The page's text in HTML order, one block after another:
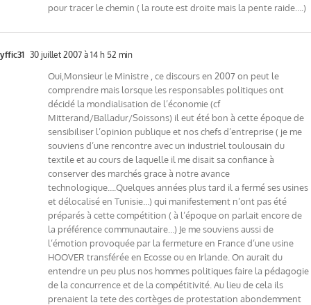
pour tracer le chemin ( la route est droite mais la pente raide….)
yffic31 30 juillet 2007 à 14 h 52 min
Oui,Monsieur le Ministre , ce discours en 2007 on peut le
comprendre mais lorsque les responsables politiques ont
décidé la mondialisation de l’économie (cf
Mitterand/Balladur/Soissons) il eut été bon à cette époque de
sensibiliser l’opinion publique et nos chefs d’entreprise ( je me
souviens d’une rencontre avec un industriel toulousain du
textile et au cours de laquelle il me disait sa confiance à
conserver des marchés grace à notre avance
technologique….Quelques années plus tard il a fermé ses usines
et délocalisé en Tunisie…) qui manifestement n’ont pas été
préparés à cette compétition ( à l’époque on parlait encore de
la préférence communautaire…) Je me souviens aussi de
l’émotion provoquée par la fermeture en France d’une usine
HOOVER transférée en Ecosse ou en Irlande. On aurait du
entendre un peu plus nos hommes politiques faire la pédagogie
de la concurrence et de la compétitivité. Au lieu de cela ils
prenaient la tete des cortèges de protestation abondemment